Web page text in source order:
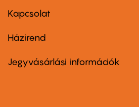
firstKapcsolat
Footer
second
Házirend
Jegyvásárlási információk